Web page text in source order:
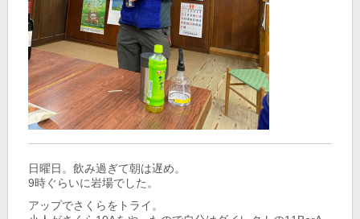
日曜日。飲み過ぎて朝は遅め。
9時ぐらいに岩場でした。
アップでさくらをトライ。